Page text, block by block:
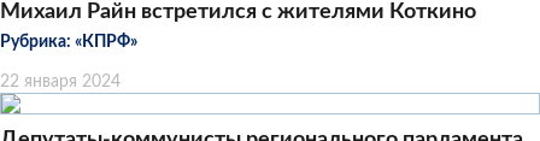
Михаил Райн встретился с жителями Коткино
Рубрика: «КПРФ»
22 января 2024